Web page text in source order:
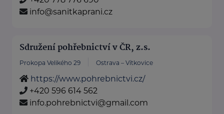
info@sanitkaprani.cz
Sdružení pohřebnictví v ČR, z.s.
Prokopa Velikého 29 Ostrava – Vítkovice
https://www.pohrebnictvi.cz/
+420 596 614 562
info.pohrebnictvi@gmail.com